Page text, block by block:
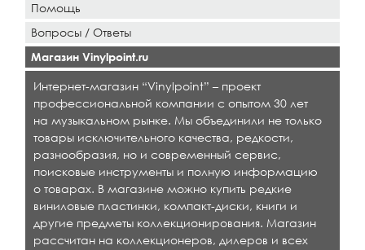
Помощь
Вопросы / Ответы
Магазин Vinylpoint.ru
Интернет-магазин “Vinylpoint” – проект
профессиональной компании с опытом 30 лет
на музыкальном рынке. Мы объединили не только
товары исключительного качества, редкости,
разнообразия, но и современный сервис,
поисковые инструменты и полную информацию
о товарах. В магазине можно купить редкие
виниловые пластинки, компакт-диски, книги и
другие предметы коллекционирования. Магазин
рассчитан на коллекционеров, дилеров и всех